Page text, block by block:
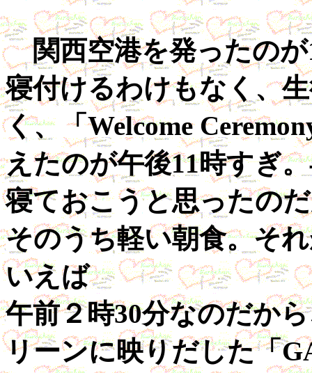
関西空港を発ったのが
寝付けるわけもなく、
く、「Welcome
えたのが午後11時すぎ
寝ておこうと思ったの
そのうち軽い朝食。そ
いえば
午前２時30分なのだか
リーンに映りだした「